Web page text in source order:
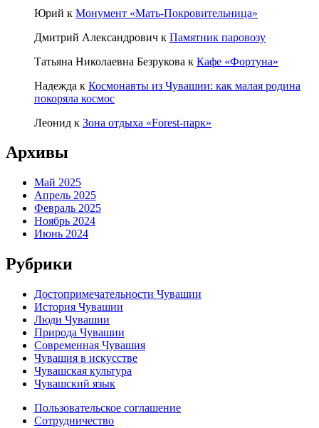
Юрий к Монумент «Мать-Покровительница»
Дмитрий Александрович к Памятник паровозу
Татьяна Николаевна Безрукова к Кафе «Фортуна»
Надежда к Космонавты из Чувашии: как малая родина
покоряла космос
Леонид к Зона отдыха «Forest-парк»
Архивы
Май 2025
Апрель 2025
Февраль 2025
Ноябрь 2024
Июнь 2024
Рубрики
Достопримечательности Чувашии
История Чувашии
Люди Чувашии
Природа Чувашии
Современная Чувашия
Чувашия в искусстве
Чувашская культура
Чувашский язык
Пользовательское соглашение
Сотрудничество